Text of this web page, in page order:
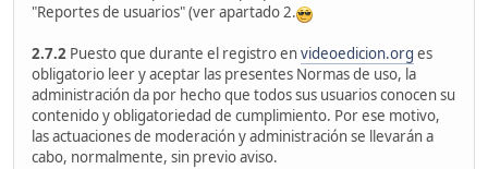
"Reportes de usuarios" (ver apartado 2.
2.7.2 Puesto que durante el registro envideoedicion.org es
obligatorio leer y aceptar las presentes Normas de uso, la
administración da por hecho que todos sus usuarios conocen su
contenido y obligatoriedad de cumplimiento. Por ese motivo,
las actuaciones de moderación y administración se llevarán a
cabo, normalmente, sin previo aviso.